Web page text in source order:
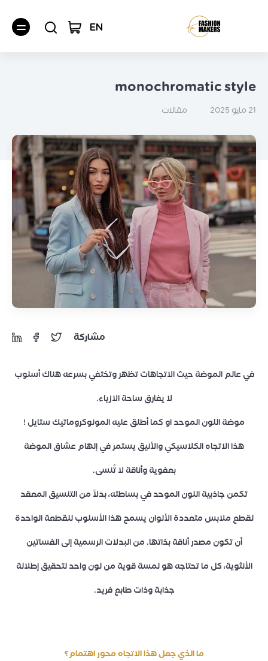
EN
monochromatic style
مقالات
مشاركة
في عالم الموضة حيث الاتجاهات تظهر وتختفي بسرعه هناك أسلوب
لا يفارق ساحة الازياء.
موضة اللون الموحد او كما أطلق عليه المونوكروماتيك ستايل !
هذا الاتجاه الكلاسيكي والأنيق يستمر في إلهام عشاق الموضة
بعفوية وأناقة لا تُنسى.
تكمن جاذبية اللون الموحد في بساطته، بدلاً من التنسيق المعقد
لقطع ملابس متعددة الألوان يسمح هذا الأسلوب للقطعة الواحدة
أن تكون مصدر أناقة بذاتها. من البدلات الرسمية إلى الفساتين
الأنثوية، كل ما تحتاجه هو لمسة قوية من لون واحد لتحقيق إطلالة
جذابة وذات طابع فريد.
ما الذي جعل هذا الاتجاه محور اهتمام؟